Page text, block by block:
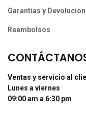
Garantías y
Reembolsos
Ventas y servicio al
Lunes a viernes
09:00 am a 6:30 pm